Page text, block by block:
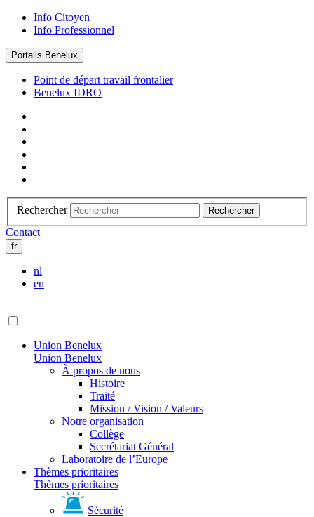
Info Citoyen
Info Professionnel
Portails Benelux
Point de départ travail frontalier
Benelux IDRO
Rechercher Rechercher
Contact
fr
nl
en
Union Benelux
Union Benelux
À propos de nous
Histoire
Traité
Mission / Vision / Valeurs
Notre organisation
Collège
Secrétariat Général
Laboratoire de l’Europe
Thèmes prioritaires
Thèmes prioritaires
Sécurité